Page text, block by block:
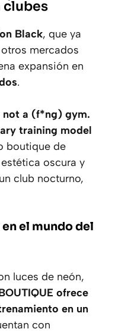
clubes
Black, que ya
mercados
expansión en
.
not a (f*ng) gym.
training model
boutique de
oscura y
club nocturno,
el mundo del
luces de neón,
ofrece
en un
con